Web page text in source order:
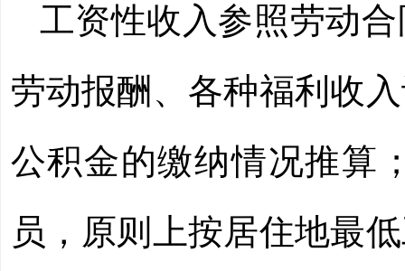
工资性收入参照劳动
劳动报酬、各种福利收
公积金的缴纳情况推算
员，原则上按居住地最